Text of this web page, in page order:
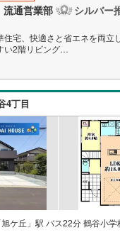
通営業部 シルバー
住宅、快適さと省エネを両立
い2階リビング
様へ
1点プレゼント！
わせください♪
4丁目
ケ丘」駅 バス22分 鶴谷小